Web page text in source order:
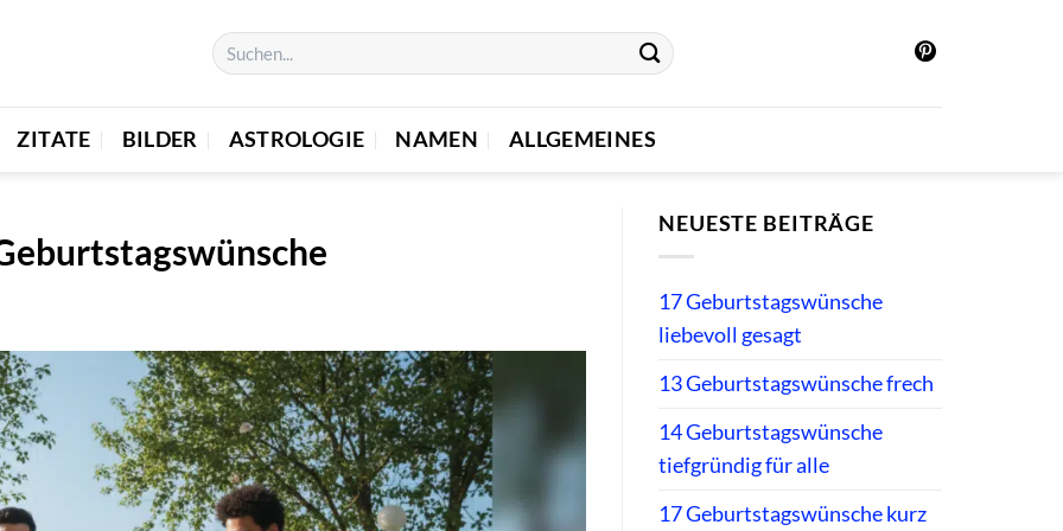
ZITATE BILDER ASTROLOGIE NAMEN ALLGEMEINES
NEUESTE BEITRÄGE
17 Geburtstagswünsche
liebevoll gesagt
13 Geburtstagswünsche frech
14 Geburtstagswünsche
tiefgründig für alle
17 Geburtstagswünsche kurz